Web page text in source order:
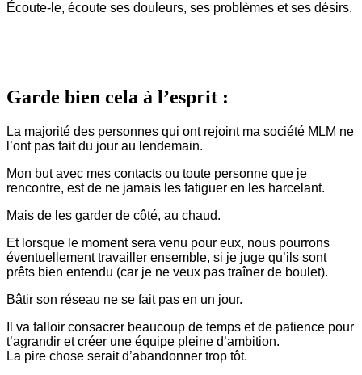
Écoute-le, écoute ses douleurs, ses problèmes et ses désirs.
Garde bien cela à l’esprit :
La majorité des personnes qui ont rejoint ma société MLM ne
l’ont pas fait du jour au lendemain.
Mon but avec mes contacts ou toute personne que je
rencontre, est de ne jamais les fatiguer en les harcelant.
Mais de les garder de côté, au chaud.
Et lorsque le moment sera venu pour eux, nous pourrons
éventuellement travailler ensemble, si je juge qu’ils sont
prêts bien entendu (car je ne veux pas traîner de boulet).
Bâtir son réseau ne se fait pas en un jour.
Il va falloir consacrer beaucoup de temps et de patience pour
t’agrandir et créer une équipe pleine d’ambition.
La pire chose serait d’abandonner trop tôt.